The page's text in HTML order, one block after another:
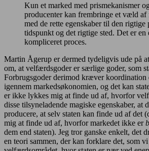
Kun et marked med prismekanismer
producenter kan frembringe et væld af
med de rette egenskaber til den rigtige
tidspunkt og det rigtige sted. Det er en
kompliceret proces.
Martin Ågerup er dermed tydeligvis ude på
om, at velfærdsgoder er særlige goder, som
Forbrugsgoder derimod kræver koordination
igennem markedsøkonomien, og det kan
er ikke lykkes mig at finde ud af, hvorfor
disse tilsyneladende magiske egenskaber, at
producere, at selv staten kan finde ud af det
mig at finde ud af, hvorfor markedet ikke er
dem end staten). Jeg tror ganske enkelt, det
en teori sammen, der kan forklare det, som